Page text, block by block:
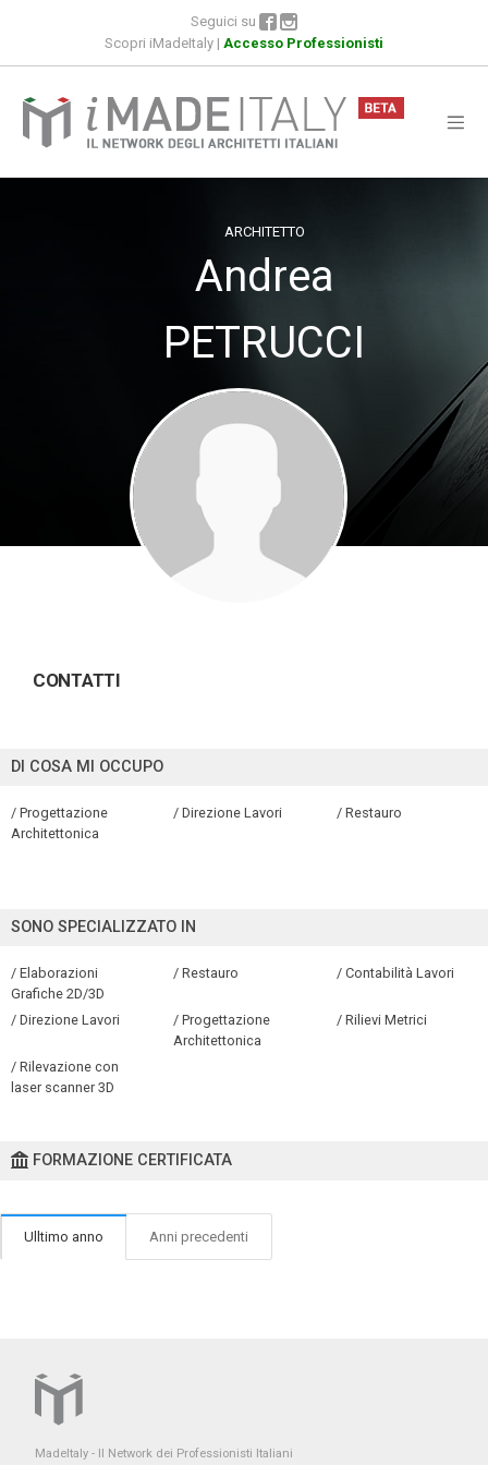
Seguici su
Scopri iMadeItaly | Accesso Professionisti
ARCHITETTO
Andrea
PETRUCCI
CONTATTI
DI COSA MI OCCUPO
/ Progettazione
Architettonica
/ Direzione Lavori / Restauro
SONO SPECIALIZZATO IN
/ Elaborazioni
Grafiche 2D/3D
/ Restauro / Contabilità Lavori
/ Direzione Lavori
/ Progettazione
Architettonica
/ Rilievi Metrici
/ Rilevazione con
laser scanner 3D
FORMAZIONE CERTIFICATA
Ulltimo anno Anni precedenti
MadeItaly - Il Network dei Professionisti Italiani